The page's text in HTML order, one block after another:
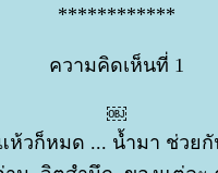
************
ความคิดเห็นที่ 1
￼
ห้วก็หมด ... น้ำมา ช่วย